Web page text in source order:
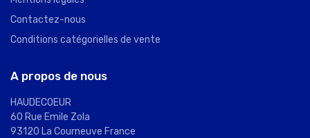
Contactez-nous
Conditions catégorielles de vente
A propos de nous
HAUDECOEUR
60 Rue Emile Zola
93120 La Courneuve France